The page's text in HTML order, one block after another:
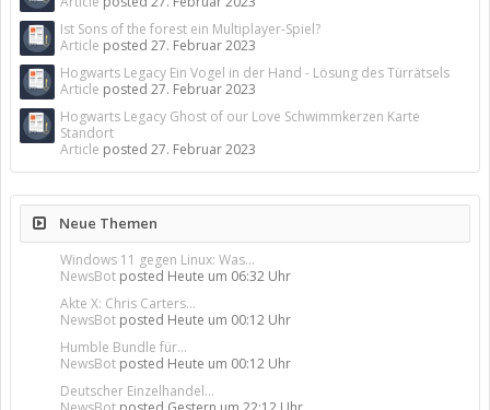
Ist Sons of the forest ein Multiplayer-Spiel?
Article posted 27. Februar 2023
Hogwarts Legacy Ein Vogel in der Hand - Lösung des Türrätsels
Article posted 27. Februar 2023
Hogwarts Legacy Ghost of our Love Schwimmkerzen Karte
Standort
Article posted 27. Februar 2023
Neue Themen
Windows 11 gegen Linux: Was...
NewsBot posted Heute um 06:32 Uhr
Akte X: Chris Carters...
NewsBot posted Heute um 00:12 Uhr
Humble Bundle für...
NewsBot posted Heute um 00:12 Uhr
Deutscher Einzelhandel...